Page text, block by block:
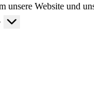
unsere Website und